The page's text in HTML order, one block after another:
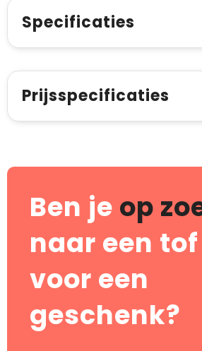
Specificaties
Prijsspecificaties
Ben je op
naar een tof
voor een
geschenk?